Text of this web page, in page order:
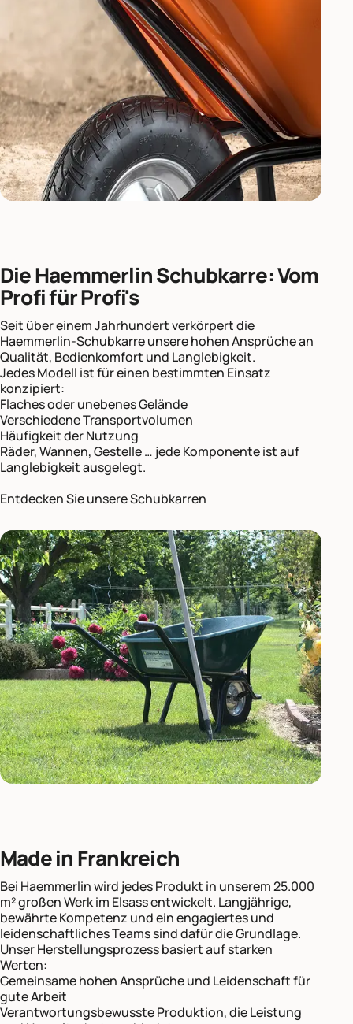
Die Haemmerlin Schubkarre: Vom
Profi für Profi's
Seit über einem Jahrhundert verkörpert die
Haemmerlin-Schubkarre unsere hohen Ansprüche an
Qualität, Bedienkomfort und Langlebigkeit.
Jedes Modell ist für einen bestimmten Einsatz
konzipiert:
Flaches oder unebenes Gelände
Verschiedene Transportvolumen
Häufigkeit der Nutzung
Räder, Wannen, Gestelle … jede Komponente ist auf
Langlebigkeit ausgelegt.
Entdecken Sie unsere Schubkarren
Made in Frankreich
Bei Haemmerlin wird jedes Produkt in unserem 25.000
m² großen Werk im Elsass entwickelt. Langjährige,
bewährte Kompetenz und ein engagiertes und
leidenschaftliches Teams sind dafür die Grundlage.
Unser Herstellungsprozess basiert auf starken
Werten:
Gemeinsame hohen Ansprüche und Leidenschaft für
gute Arbeit
Verantwortungsbewusste Produktion, die Leistung